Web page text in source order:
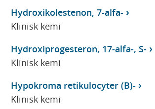
Hydroxikolestenon, 7-alfa-
Klinisk kemi
Hydroxiprogesteron, 17-alfa-, S-
Klinisk kemi
Hypokroma retikulocyter (B)-
Klinisk kemi